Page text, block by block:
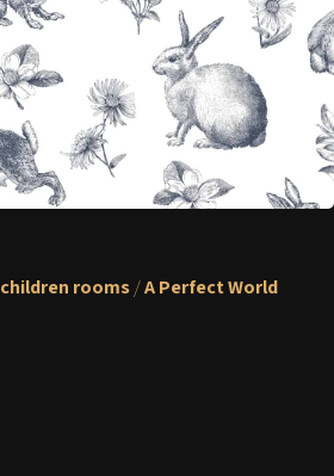
children rooms/A Perfect World